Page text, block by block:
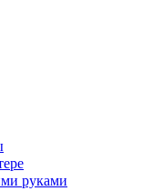
руками